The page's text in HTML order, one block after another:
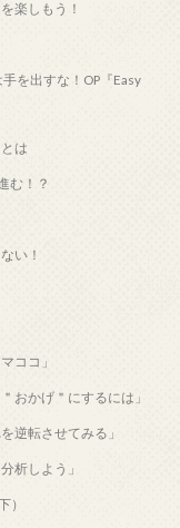
楽しもう！
を出すな！OP『Easy
は
む！？
い！
ココ」
おかげ＂にするには」
逆転させてみる」
析しよう」
）